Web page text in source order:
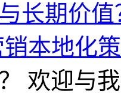
长期价值
本地化
欢迎与